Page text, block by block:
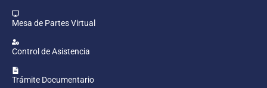
Mesa de Partes Virtual
Control de Asistencia
Trámite Documentario